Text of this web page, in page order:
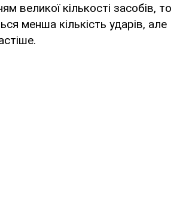
великої кількості засобів, то
менша кількість ударів, але